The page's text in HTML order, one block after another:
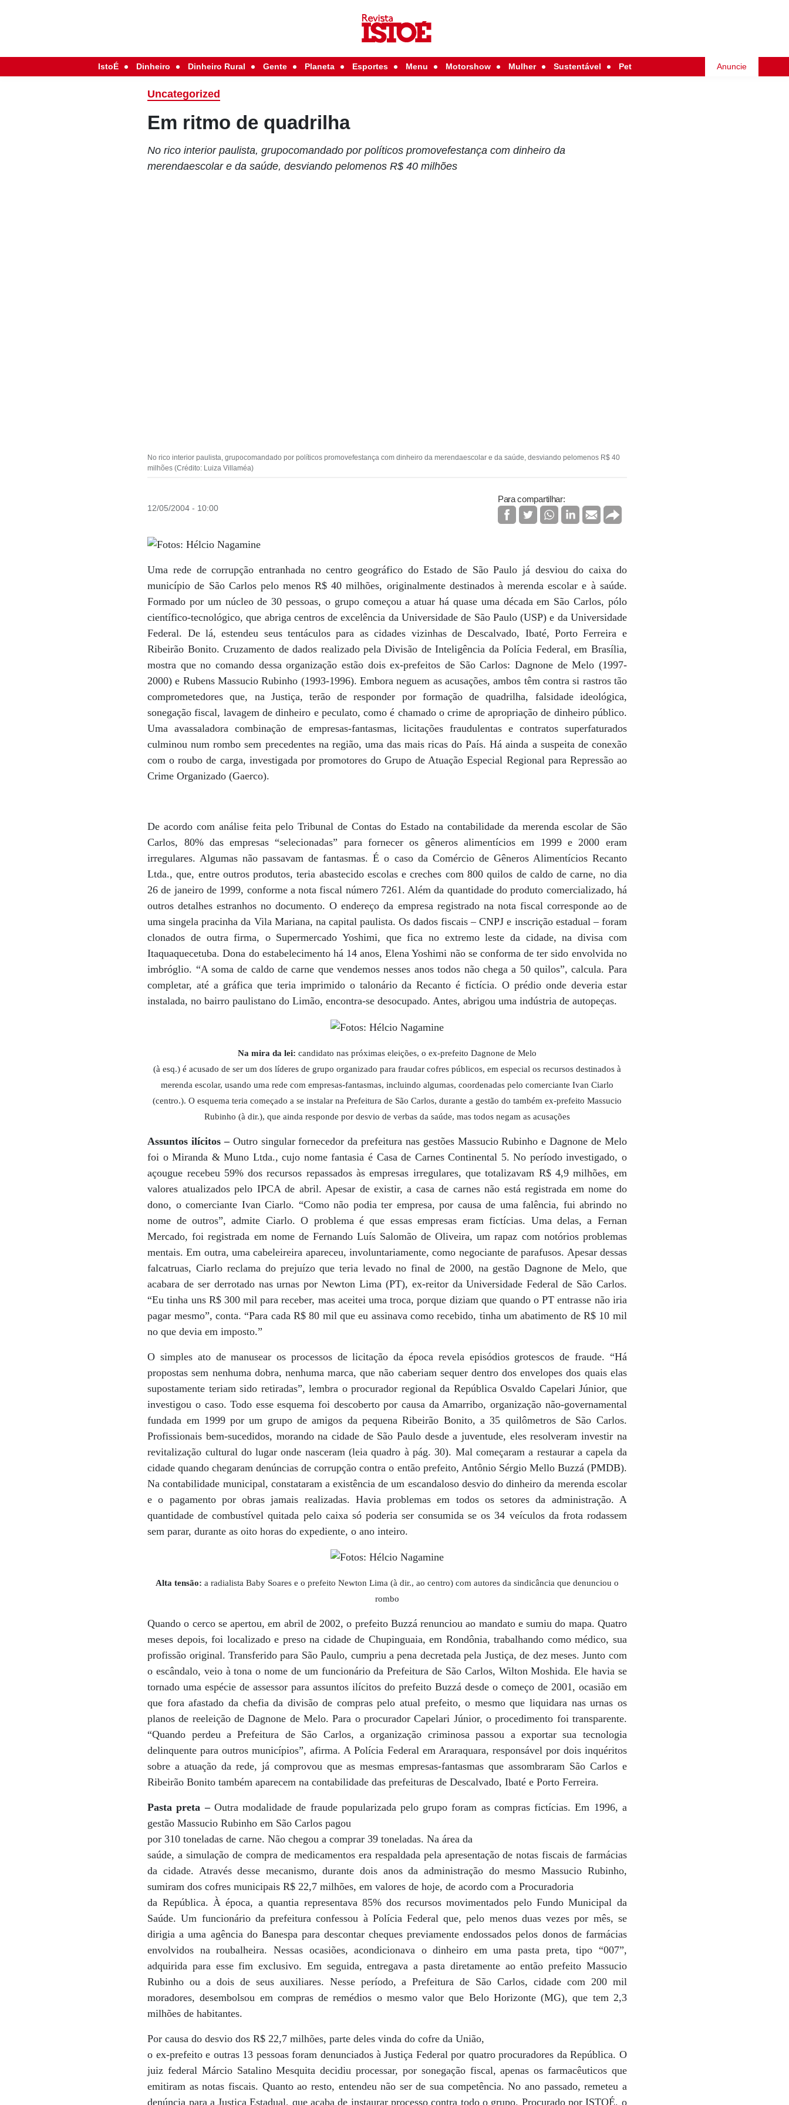
IstoÉ Dinheiro Dinheiro Rural Gente Planeta Esportes Menu Motorshow Mulher Sustentável Pet Anuncie
Uncategorized
Em ritmo de quadrilha
No rico interior paulista, grupocomandado por políticos promovefestança com dinheiro da
merendaescolar e da saúde, desviando pelomenos R$ 40 milhões
No rico interior paulista, grupocomandado por políticos promovefestança com dinheiro da merendaescolar e da saúde, desviando pelomenos R$ 40
milhões (Crédito: Luiza Villaméa)
12/05/2004 - 10:00
Para compartilhar:
Uma rede de corrupção entranhada no centro geográfico do Estado de São Paulo já desviou do caixa do
município de São Carlos pelo menos R$ 40 milhões, originalmente destinados à merenda escolar e à saúde.
Formado por um núcleo de 30 pessoas, o grupo começou a atuar há quase uma década em São Carlos, pólo
científico-tecnológico, que abriga centros de excelência da Universidade de São Paulo (USP) e da Universidade
Federal. De lá, estendeu seus tentáculos para as cidades vizinhas de Descalvado, Ibaté, Porto Ferreira e
Ribeirão Bonito. Cruzamento de dados realizado pela Divisão de Inteligência da Polícia Federal, em Brasília,
mostra que no comando dessa organização estão dois ex-prefeitos de São Carlos: Dagnone de Melo (1997-
2000) e Rubens Massucio Rubinho (1993-1996). Embora neguem as acusações, ambos têm contra si rastros tão
comprometedores que, na Justiça, terão de responder por formação de quadrilha, falsidade ideológica,
sonegação fiscal, lavagem de dinheiro e peculato, como é chamado o crime de apropriação de dinheiro público.
Uma avassaladora combinação de empresas-fantasmas, licitações fraudulentas e contratos superfaturados
culminou num rombo sem precedentes na região, uma das mais ricas do País. Há ainda a suspeita de conexão
com o roubo de carga, investigada por promotores do Grupo de Atuação Especial Regional para Repressão ao
Crime Organizado (Gaerco).
De acordo com análise feita pelo Tribunal de Contas do Estado na contabilidade da merenda escolar de São
Carlos, 80% das empresas “selecionadas” para fornecer os gêneros alimentícios em 1999 e 2000 eram
irregulares. Algumas não passavam de fantasmas. É o caso da Comércio de Gêneros Alimentícios Recanto
Ltda., que, entre outros produtos, teria abastecido escolas e creches com 800 quilos de caldo de carne, no dia
26 de janeiro de 1999, conforme a nota fiscal número 7261. Além da quantidade do produto comercializado, há
outros detalhes estranhos no documento. O endereço da empresa registrado na nota fiscal corresponde ao de
uma singela pracinha da Vila Mariana, na capital paulista. Os dados fiscais – CNPJ e inscrição estadual – foram
clonados de outra firma, o Supermercado Yoshimi, que fica no extremo leste da cidade, na divisa com
Itaquaquecetuba. Dona do estabelecimento há 14 anos, Elena Yoshimi não se conforma de ter sido envolvida no
imbróglio. “A soma de caldo de carne que vendemos nesses anos todos não chega a 50 quilos”, calcula. Para
completar, até a gráfica que teria imprimido o talonário da Recanto é fictícia. O prédio onde deveria estar
instalada, no bairro paulistano do Limão, encontra-se desocupado. Antes, abrigou uma indústria de autopeças.
Na mira da lei: candidato nas próximas eleições, o ex-prefeito Dagnone de Melo
(à esq.) é acusado de ser um dos líderes de grupo organizado para fraudar cofres públicos, em especial os recursos destinados à
merenda escolar, usando uma rede com empresas-fantasmas, incluindo algumas, coordenadas pelo comerciante Ivan Ciarlo
(centro.). O esquema teria começado a se instalar na Prefeitura de São Carlos, durante a gestão do também ex-prefeito Massucio
Rubinho (à dir.), que ainda responde por desvio de verbas da saúde, mas todos negam as acusações
Assuntos ilícitos – Outro singular fornecedor da prefeitura nas gestões Massucio Rubinho e Dagnone de Melo
foi o Miranda & Muno Ltda., cujo nome fantasia é Casa de Carnes Continental 5. No período investigado, o
açougue recebeu 59% dos recursos repassados às empresas irregulares, que totalizavam R$ 4,9 milhões, em
valores atualizados pelo IPCA de abril. Apesar de existir, a casa de carnes não está registrada em nome do
dono, o comerciante Ivan Ciarlo. “Como não podia ter empresa, por causa de uma falência, fui abrindo no
nome de outros”, admite Ciarlo. O problema é que essas empresas eram fictícias. Uma delas, a Fernan
Mercado, foi registrada em nome de Fernando Luís Salomão de Oliveira, um rapaz com notórios problemas
mentais. Em outra, uma cabeleireira apareceu, involuntariamente, como negociante de parafusos. Apesar dessas
falcatruas, Ciarlo reclama do prejuízo que teria levado no final de 2000, na gestão Dagnone de Melo, que
acabara de ser derrotado nas urnas por Newton Lima (PT), ex-reitor da Universidade Federal de São Carlos.
“Eu tinha uns R$ 300 mil para receber, mas aceitei uma troca, porque diziam que quando o PT entrasse não iria
pagar mesmo”, conta. “Para cada R$ 80 mil que eu assinava como recebido, tinha um abatimento de R$ 10 mil
no que devia em imposto.”
O simples ato de manusear os processos de licitação da época revela episódios grotescos de fraude. “Há
propostas sem nenhuma dobra, nenhuma marca, que não caberiam sequer dentro dos envelopes dos quais elas
supostamente teriam sido retiradas”, lembra o procurador regional da República Osvaldo Capelari Júnior, que
investigou o caso. Todo esse esquema foi descoberto por causa da Amarribo, organização não-governamental
fundada em 1999 por um grupo de amigos da pequena Ribeirão Bonito, a 35 quilômetros de São Carlos.
Profissionais bem-sucedidos, morando na cidade de São Paulo desde a juventude, eles resolveram investir na
revitalização cultural do lugar onde nasceram (leia quadro à pág. 30). Mal começaram a restaurar a capela da
cidade quando chegaram denúncias de corrupção contra o então prefeito, Antônio Sérgio Mello Buzzá (PMDB).
Na contabilidade municipal, constataram a existência de um escandaloso desvio do dinheiro da merenda escolar
e o pagamento por obras jamais realizadas. Havia problemas em todos os setores da administração. A
quantidade de combustível quitada pelo caixa só poderia ser consumida se os 34 veículos da frota rodassem
sem parar, durante as oito horas do expediente, o ano inteiro.
Alta tensão: a radialista Baby Soares e o prefeito Newton Lima (à dir., ao centro) com autores da sindicância que denunciou o
rombo
Quando o cerco se apertou, em abril de 2002, o prefeito Buzzá renunciou ao mandato e sumiu do mapa. Quatro
meses depois, foi localizado e preso na cidade de Chupinguaia, em Rondônia, trabalhando como médico, sua
profissão original. Transferido para São Paulo, cumpriu a pena decretada pela Justiça, de dez meses. Junto com
o escândalo, veio à tona o nome de um funcionário da Prefeitura de São Carlos, Wilton Moshida. Ele havia se
tornado uma espécie de assessor para assuntos ilícitos do prefeito Buzzá desde o começo de 2001, ocasião em
que fora afastado da chefia da divisão de compras pelo atual prefeito, o mesmo que liquidara nas urnas os
planos de reeleição de Dagnone de Melo. Para o procurador Capelari Júnior, o procedimento foi transparente.
“Quando perdeu a Prefeitura de São Carlos, a organização criminosa passou a exportar sua tecnologia
delinquente para outros municípios”, afirma. A Polícia Federal em Araraquara, responsável por dois inquéritos
sobre a atuação da rede, já comprovou que as mesmas empresas-fantasmas que assombraram São Carlos e
Ribeirão Bonito também aparecem na contabilidade das prefeituras de Descalvado, Ibaté e Porto Ferreira.
Pasta preta – Outra modalidade de fraude popularizada pelo grupo foram as compras fictícias. Em 1996, a
gestão Massucio Rubinho em São Carlos pagou
por 310 toneladas de carne. Não chegou a comprar 39 toneladas. Na área da
saúde, a simulação de compra de medicamentos era respaldada pela apresentação de notas fiscais de farmácias
da cidade. Através desse mecanismo, durante dois anos da administração do mesmo Massucio Rubinho,
sumiram dos cofres municipais R$ 22,7 milhões, em valores de hoje, de acordo com a Procuradoria
da República. À época, a quantia representava 85% dos recursos movimentados pelo Fundo Municipal da
Saúde. Um funcionário da prefeitura confessou à Polícia Federal que, pelo menos duas vezes por mês, se
dirigia a uma agência do Banespa para descontar cheques previamente endossados pelos donos de farmácias
envolvidos na roubalheira. Nessas ocasiões, acondicionava o dinheiro em uma pasta preta, tipo “007”,
adquirida para esse fim exclusivo. Em seguida, entregava a pasta diretamente ao então prefeito Massucio
Rubinho ou a dois de seus auxiliares. Nesse período, a Prefeitura de São Carlos, cidade com 200 mil
moradores, desembolsou em compras de remédios o mesmo valor que Belo Horizonte (MG), que tem 2,3
milhões de habitantes.
Por causa do desvio dos R$ 22,7 milhões, parte deles vinda do cofre da União,
o ex-prefeito e outras 13 pessoas foram denunciados à Justiça Federal por quatro procuradores da República. O
juiz federal Márcio Satalino Mesquita decidiu processar, por sonegação fiscal, apenas os farmacêuticos que
emitiram as notas fiscais. Quanto ao resto, entendeu não ser de sua competência. No ano passado, remeteu a
denúncia para a Justiça Estadual, que acaba de instaurar processo contra todo o grupo. Procurado por ISTOÉ, o